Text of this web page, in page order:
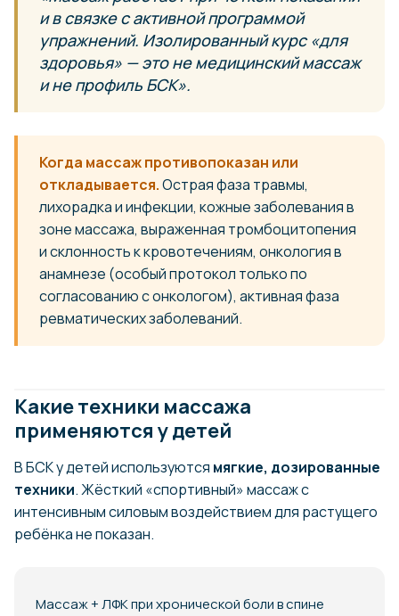
и в связке с активной программой
упражнений. Изолированный курс «для
здоровья» — это не медицинский массаж
и не профиль БСК».
Когда массаж противопоказан или
откладывается.Острая фаза травмы,
лихорадка и инфекции, кожные заболевания в
зоне массажа, выраженная тромбоцитопения
и склонность к кровотечениям, онкология в
анамнезе (особый протокол только по
согласованию с онкологом), активная фаза
ревматических заболеваний.
Какие техники массажа
применяются у детей
В БСК у детей используются мягкие, дозированные
техники. Жёсткий «спортивный» массаж с
интенсивным силовым воздействием для растущего
ребёнка не показан.
Массаж + ЛФК при хронической боли в спине